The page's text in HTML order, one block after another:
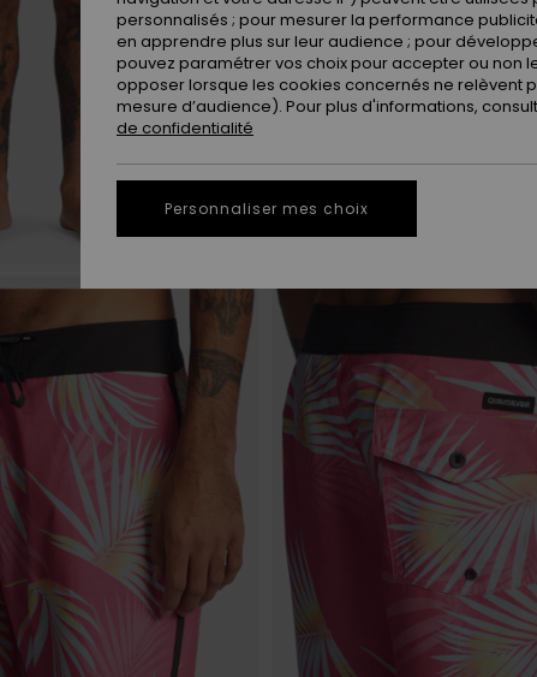
personnalisés ; pour mesurer la performance
en apprendre plus sur leur audience ; pour
pouvez paramétrer vos choix pour accepter ou non
opposer lorsque les cookies concernés ne relèvent
mesure d’audience). Pour plus d'informations,
de confidentialité
Personnaliser mes choix